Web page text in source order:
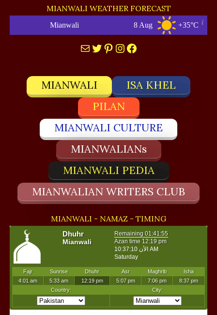
MIANWALI WEATHER FORECAST
Mianwali 8 Aug +35°C
MailTwitter
Pinterest
Instagram
Facebook
MIANWALI
ISA KHEL
PILAN
MIANWALI CULTURE
MIANWALIANs
MIANWALI PEDIA
MIANWALIAN WRITERS CLUB
MIANWALI - NAMAZ - TIMING